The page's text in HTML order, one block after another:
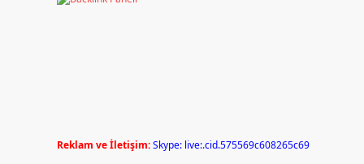
Reklam ve İletişim:Skype: live:.cid.575569c608265c69